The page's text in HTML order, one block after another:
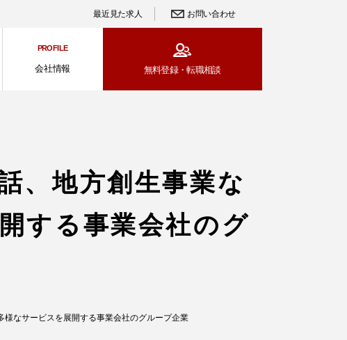
最近見た求人 お問い合わせ
PROFILE
会社情報 無料登録・転職相談
、地方創生事業な
する事業会社のグ
なサービスを展開する事業会社のグループ企業